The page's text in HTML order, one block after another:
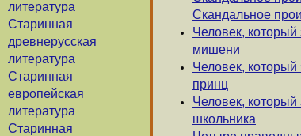
литература
Старинная
древнерусская
литература
Старинная
европейская
литература
Старинная
Скандальное
Человек,
мишени
Человек,
принц
Человек,
школьника